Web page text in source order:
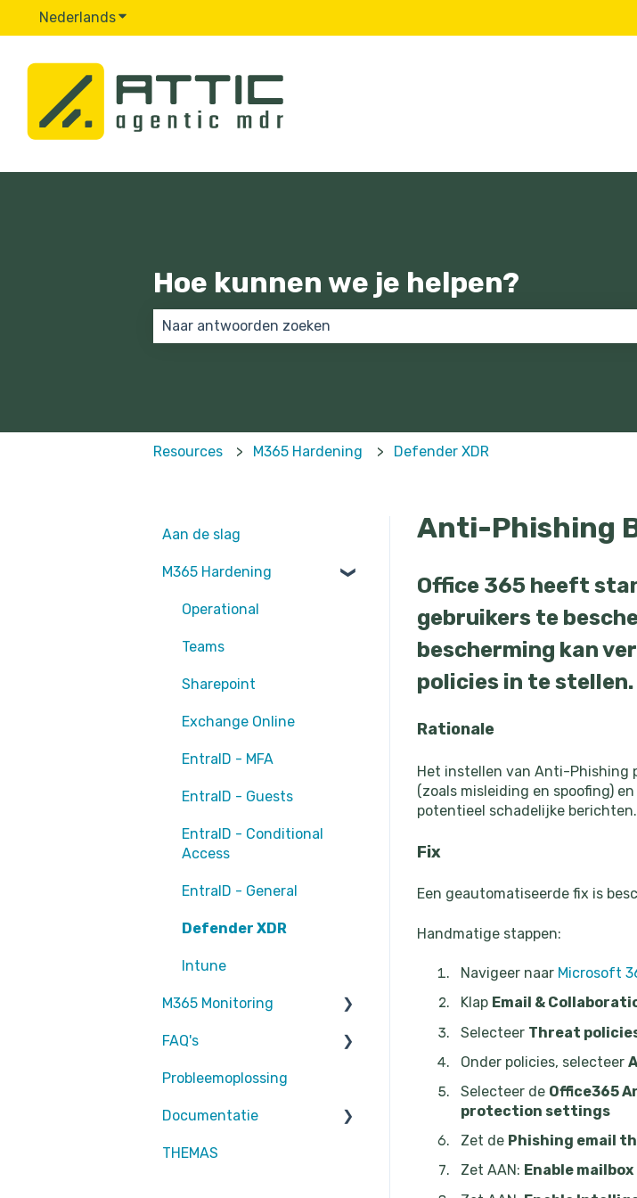
NederlandsSubmenu tonen voor vertalingen
Hoe kunnen we je helpen?
Resources M365 Hardening Defender XDR
Anti-Phishing
Office 365 heeft
gebruikers te
bescherming kan
policies in te stellen.
Rationale
Het instellen van Anti-Phishing
(zoals misleiding en spoofing)
potentieel schadelijke berichten.
Fix
Een geautomatiseerde fix is
Handmatige stappen:
Navigeer naar Microsoft
Klap Email &
Selecteer Threat
Onder policies, selecteer
Selecteer de Office365
protection settings
Zet de Phishing email
Zet AAN: Enable
Aan de slag
M365 Hardening
Operational
Teams
Sharepoint
Exchange Online
EntraID - MFA
EntraID - Guests
EntraID - Conditional
Access
EntraID - General
Defender XDR
Intune
M365 Monitoring
Entra ID
SharePoint
Exchange Online
rapportages
FAQ's
Partners
Attic MDR
Probleemoplossing
Documentatie
Partners
THEMAS